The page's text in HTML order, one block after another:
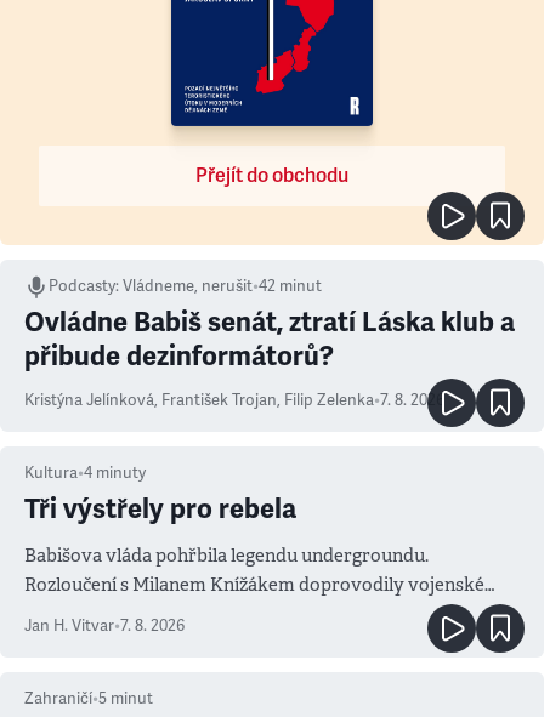
Přejít do obchodu
Podcasty:Vládneme, nerušit•42 minut
Ovládne Babiš senát, ztratí Láska klub a
přibude dezinformátorů?
Kristýna Jelínková, František Trojan, Filip Zelenka•7. 8. 2026
Kultura•4 minuty
Tři výstřely pro rebela
Babišova vláda pohřbila legendu undergroundu.
Rozloučení s Milanem Knížákem doprovodily vojenské
salvy i kritika pokrokářů
Jan H. Vitvar•7. 8. 2026
Zahraničí•5 minut